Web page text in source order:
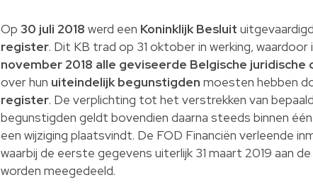
Op 30 juli 2018 werd een Koninklijk Besluit
register. Dit KB trad op 31 oktober in werking, waardoor
november 2018 alle geviseerde Belgische juridische
over hun uiteindelijk begunstigden moesten hebben
register. De verplichting tot het verstrekken van
begunstigden geldt bovendien daarna steeds binnen
een wijziging plaatsvindt. De FOD Financiën verleende
waarbij de eerste gegevens uiterlijk 31 maart 2019 aan
worden meegedeeld.